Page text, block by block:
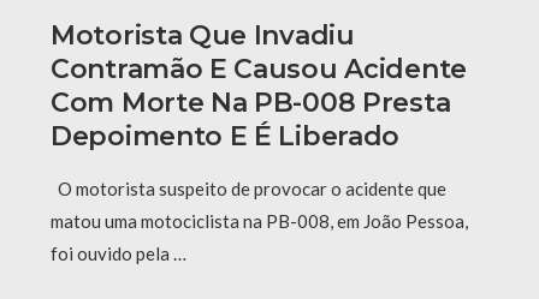
Motorista Que Invadiu
Contramão E Causou Acidente
Com Morte Na PB-008 Presta
Depoimento E É Liberado
O motorista suspeito de provocar o acidente que
matou uma motociclista na PB-008, em João Pessoa,
foi ouvido pela …